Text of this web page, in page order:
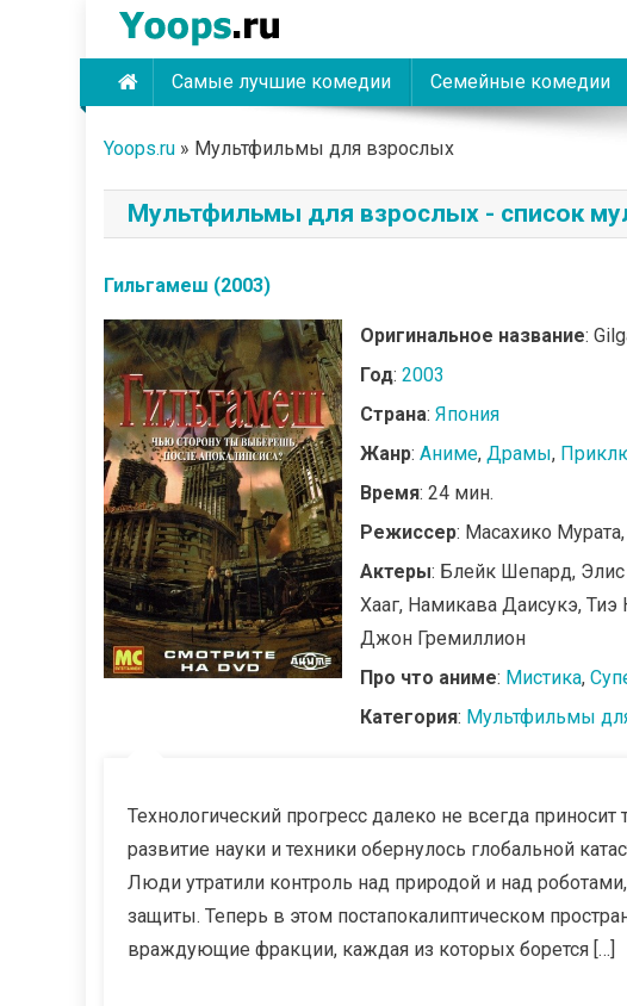
Skip
content
Yoops Самые лучшие комедии Семейные комедии
Yoops.ru » Мультфильмы для взрослых
Мультфильмы для взрослых - список
Гильгамеш (2003)
Оригинальное название:
Год: 2003
Страна: Япония
Жанр: Аниме, Драмы,
Время: 24 мин.
Режиссер: Масахико
Актеры: Блейк Шепард,
Хааг, Намикава Даисукэ,
Джон Гремиллион
Про что аниме: Мистика,
Категория: Мультфильмы
Технологический прогресс далеко не всегда приносит
развитие науки и техники обернулось глобальной
Люди утратили контроль над природой и над
защиты. Теперь в этом постапокалиптическом
враждующие фракции, каждая из которых борется […]